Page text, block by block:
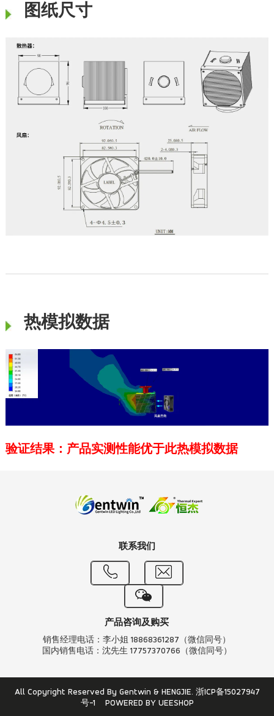
图纸尺寸
热模拟数据
验证结果：产品实测性能优于此热模拟数据
联系我们
产品咨询及购买
销售经理电话：李小姐 18868361287（微信同号）
国内销售电话：沈先生 17757370766（微信同号）
All Copyright Reserved By Gentwin & HENGJIE. 浙ICP备15027947
号-1
POWERED BY UEESHOP